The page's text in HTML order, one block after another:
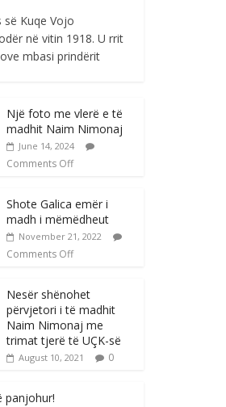
Kuqe Vojo
në vitin 1918. U rrit
mbasi prindërit
Një foto me vlerë e të
madhit Naim Nimonaj
June 14, 2024
Comments Off
Shote Galica emër i
madh i mëmëdheut
November 21, 2022
Comments Off
Nesër shënohet
përvjetori i të madhit
Naim Nimonaj me
trimat tjerë të UÇK-së
August 10, 2021 0
panjohur!